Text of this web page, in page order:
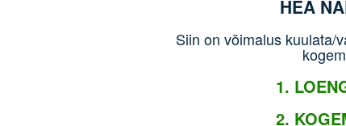
HEA
Siin on võimalus kuulata/
1.
2.